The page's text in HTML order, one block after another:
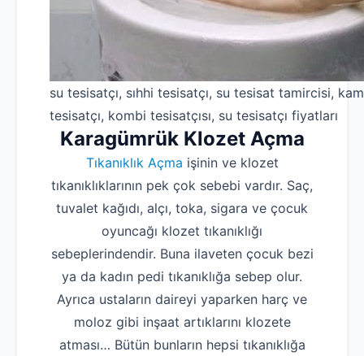
su tesisatçı, sıhhi tesisatçı, su tesisat tamircisi,
tesisatçı, kombi tesisatçısı, su tesisatçı fiyatları
Karagümrük Klozet Açma
Tıkanıklık Açma işinin ve klozet
tıkanıklıklarının pek çok sebebi vardır. Saç,
tuvalet kağıdı, alçı, toka, sigara ve çocuk
oyuncağı klozet tıkanıklığı
sebeplerindendir. Buna ilaveten çocuk bezi
ya da kadın pedi tıkanıklığa sebep olur.
Ayrıca ustaların daireyi yaparken harç ve
moloz gibi inşaat artıklarını klozete
atması… Bütün bunların hepsi tıkanıklığa